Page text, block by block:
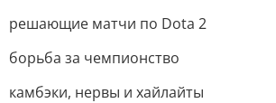
решающие матчи по Dota 2
борьба за чемпионство
камбэки, нервы и хайлайты